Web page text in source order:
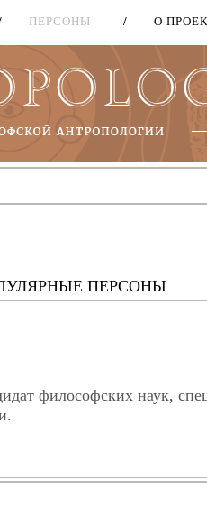
ПЕРСОНЫ О
ПЕРСОНЫ
философских наук,